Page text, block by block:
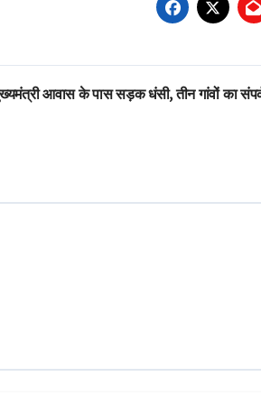
आवास के पास सड़क धंसी, तीन गांवों का